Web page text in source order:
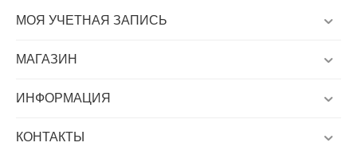
МОЯ УЧЕТНАЯ ЗАПИСЬ
МАГАЗИН
ИНФОРМАЦИЯ
КОНТАКТЫ